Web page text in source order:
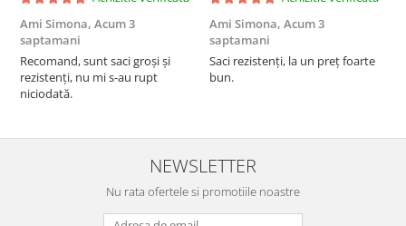
Ami Simona, Acum 3
saptamani
Recomand, sunt saci groși și
rezistenți, nu mi s-au rupt
niciodată.
Ami Simona, Acum 3
saptamani
Saci rezistenți, la un preț foarte
bun.
NEWSLETTER
Nu rata ofertele si promotiile noastre